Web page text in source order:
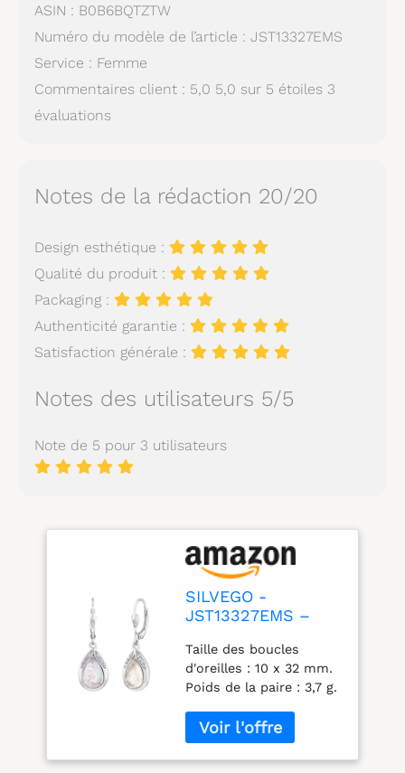
ASIN : B0B6BQTZTW
Numéro du modèle de l’article : JST13327EMS
Service : Femme
Commentaires client : 5,0 5,0 sur 5 étoiles 3
évaluations
Notes de la rédaction 20/20
Design esthétique :
Qualité du produit :
Packaging :
Authenticité garantie :
Satisfaction générale :
Notes des utilisateurs 5/5
Note de 5 pour 3 utilisateurs
SILVEGO -
JST13327EMS –
Femme - Argent
925/1000 – Goutte
avec Pierre de Lune
Véritable
Taille des boucles
d'oreilles : 10 x 32 mm.
Poids de la paire : 3,7 g.
sans nickel, surface :
plaqué rhodium - or
blanc regard,